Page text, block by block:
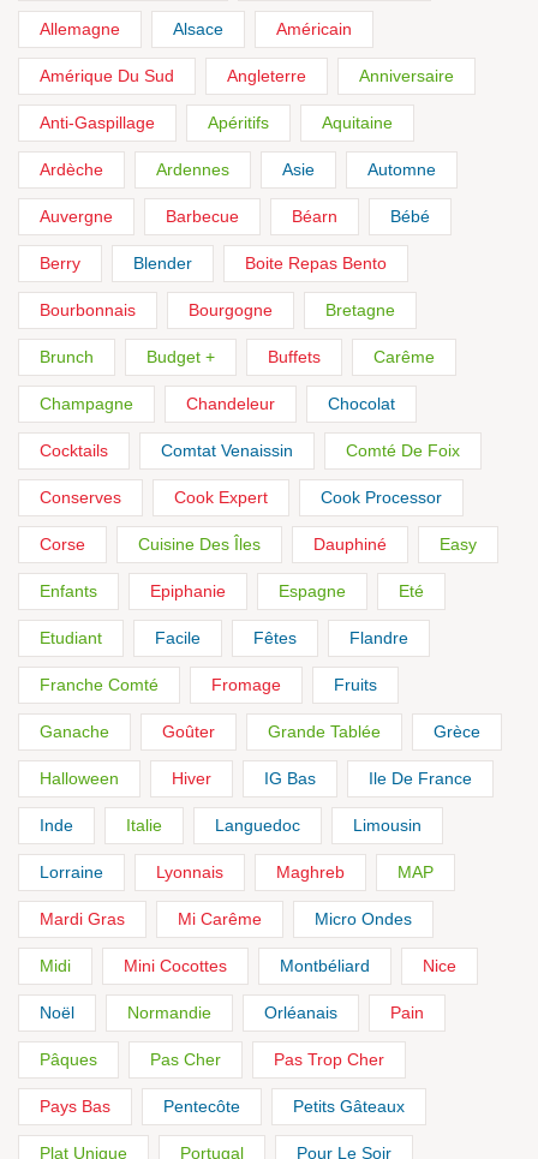
Allemagne Alsace Américain
Amérique Du Sud Angleterre Anniversaire
Anti-Gaspillage Apéritifs Aquitaine
Ardèche Ardennes Asie Automne
Auvergne Barbecue Béarn Bébé
Berry Blender Boite Repas Bento
Bourbonnais Bourgogne Bretagne
Brunch Budget + Buffets Carême
Champagne Chandeleur Chocolat
Cocktails Comtat Venaissin Comté De Foix
Conserves Cook Expert Cook Processor
Corse Cuisine Des Îles Dauphiné Easy
Enfants Epiphanie Espagne Eté
Etudiant Facile Fêtes Flandre
Franche Comté Fromage Fruits
Ganache Goûter Grande Tablée Grèce
Halloween Hiver IG Bas Ile De France
Inde Italie Languedoc Limousin
Lorraine Lyonnais Maghreb MAP
Mardi Gras Mi Carême Micro Ondes
Midi Mini Cocottes Montbéliard Nice
Noël Normandie Orléanais Pain
Pâques Pas Cher Pas Trop Cher
Pays Bas Pentecôte Petits Gâteaux
Plat Unique Portugal Pour Le Soir